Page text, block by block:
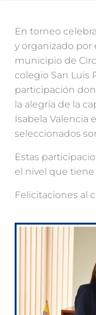
En torneo
y organizado por
municipio de
colegio San Luis
participación
la alegría de la
Isabela Valencia
seleccionados
Estas
el nivel que
Felicitaciones al